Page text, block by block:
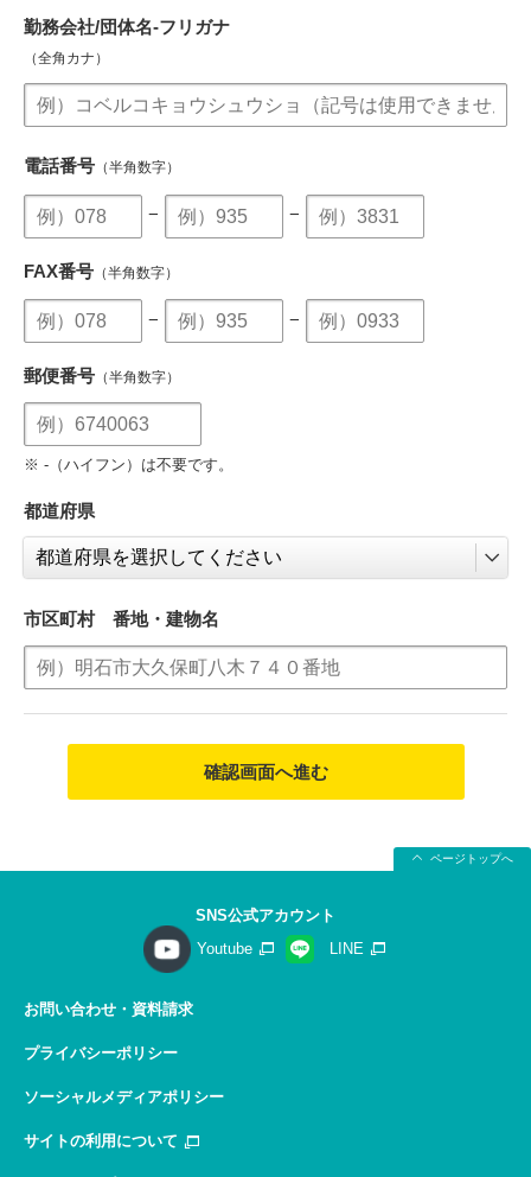
勤務会社/団体名-フリガナ
（全角カナ）
電話番号 （半角数字）
− −
FAX番号 （半角数字）
− −
郵便番号 （半角数字）
※ -（ハイフン）は不要です。
都道府県
市区町村 番地・建物名
確認画面へ進む
ページトップへ
SNS公式アカウント
Youtube
LINE
お問い合わせ・資料請求
プライバシーポリシー
ソーシャルメディアポリシー
サイトの利用について